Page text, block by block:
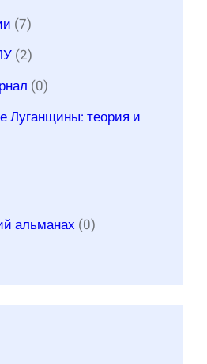
(7)
(2)
(0)
Луганщины: теория и
альманах (0)